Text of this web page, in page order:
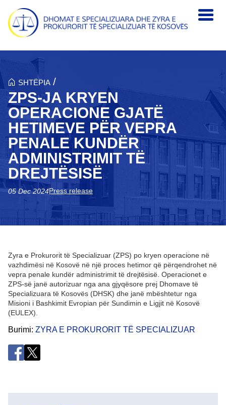
Skip to main content
SHTËPIA /
ZPS-JA KRYEN
OPERACIONE GJATË
HETIMEVE PËR VEPRA
PENALE KUNDËR
ADMINISTRIMIT TË
DREJTËSISË
05 Dec 2024Press release
Zyra e Prokurorit të Specializuar (ZPS) po kryen operacione në
vazhdimësi në Kosovë në një proces hetimor që përqendrohet në
vepra penale kundër administrimit të drejtësisë. Operacionet e
ZPS-së janë autorizuar nga ana gjyqësore prej Dhomave të
Specializuara të Kosovës (DHSK) dhe janë mbështetur nga
Misioni i Bashkimit Evropian për Sundimin e Ligjit në Kosovë
(EULEX).
Burimi ZYRA E PROKURORIT TЁ SPECIALIZUAR